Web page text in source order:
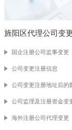
旌阳区代理公司变
国企注册公司监事变更
公司变更注册信息
公司变更注册地址后的
公司监理及注册资金变
海外注册公司代理变更